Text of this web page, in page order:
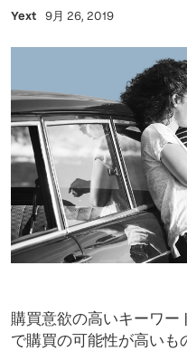
Yext 9月 26, 2019
購買意欲の高いキーワー
で購買の可能性が高いも